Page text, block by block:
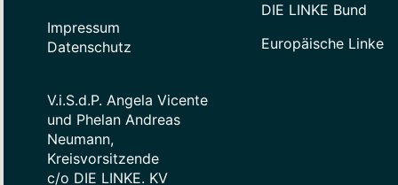
Impressum
Datenschutz
V.i.S.d.P. Angela Vicente
und Phelan Andreas
Neumann,
Kreisvorsitzende
c/o DIE LINKE. KV
DIE LINKE Bund
Europäische Linke